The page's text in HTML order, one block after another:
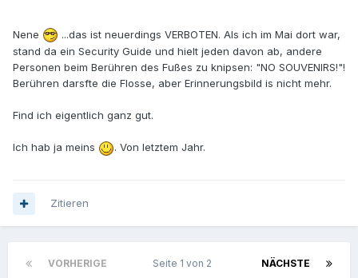
Nene
...das ist neuerdings VERBOTEN. Als ich im Mai dort war,
stand da ein Security Guide und hielt jeden davon ab, andere
Personen beim Berühren des Fußes zu knipsen: "NO SOUVENIRS!"!
Berühren darsfte die Flosse, aber Erinnerungsbild is nicht mehr.
Find ich eigentlich ganz gut.
Ich hab ja meins . Von letztem Jahr.
Zitieren
VORHERIGE NÄCHSTE
Seite 1 von 2